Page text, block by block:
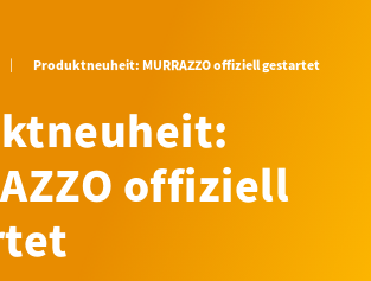
Produktneuheit: MURRAZZO offiziell gestartet
offiziell